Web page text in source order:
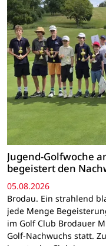
Jugend-Golfwoche
begeistert den
05.08.2026
Brodau. Ein strahlend
jede Menge
im Golf Club Brodauer
Golf-Nachwuchs statt.